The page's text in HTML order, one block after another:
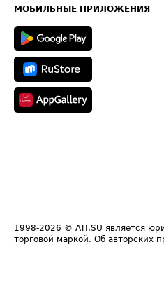
Техническая информация
МОБИЛЬНЫЕ ПРИЛОЖЕНИЯ
1998-2026 © ATI.SU является
торговой маркой. Об авторских